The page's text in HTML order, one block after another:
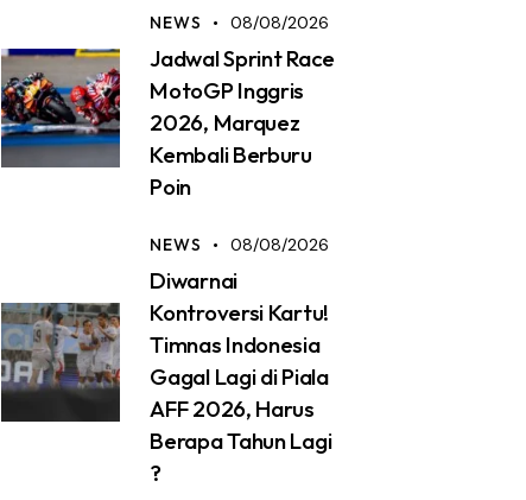
NEWS 08/08/2026
Jadwal Sprint Race
MotoGP Inggris
2026, Marquez
Kembali Berburu
Poin
NEWS 08/08/2026
Diwarnai
Kontroversi Kartu!
Timnas Indonesia
Gagal Lagi di Piala
AFF 2026, Harus
Berapa Tahun Lagi
?